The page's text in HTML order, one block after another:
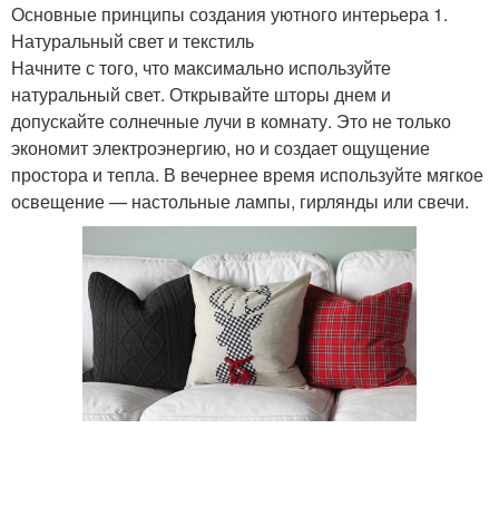
Основные принципы создания уютного интерьера 1.
Натуральный свет и текстиль
Начните с того, что максимально используйте
натуральный свет. Открывайте шторы днем и
допускайте солнечные лучи в комнату. Это не только
экономит электроэнергию, но и создает ощущение
простора и тепла. В вечернее время используйте мягкое
освещение — настольные лампы, гирлянды или свечи.